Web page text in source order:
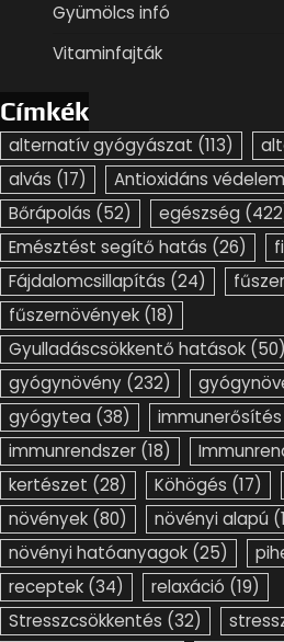
Gyümölcs infó
Vitaminfajták
Címkék
alternatív gyógyászat (113)
alvás (17) Antioxidáns védelem
Bőrápolás (52) egészség
Emésztést segítő hatás (26)
Fájdalomcsillapítás (24)
fűszernövények (18)
Gyulladáscsökkentő hatások (50)
gyógynövény (232)
gyógytea (38) immunerősítés
immunrendszer (18)
kertészet (28) Köhögés (17)
növények (80) növényi alapú
növényi hatóanyagok (25)
receptek (34) relaxáció (19)
Stresszcsökkentés (32)